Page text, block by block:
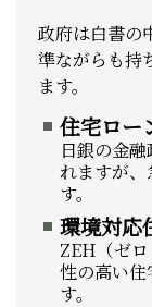
政府は白書の
準ながらも持
ます。
住宅ロー
日銀の金
れますが
す。
環境対応
ZEH（ゼ
性の高い
す。